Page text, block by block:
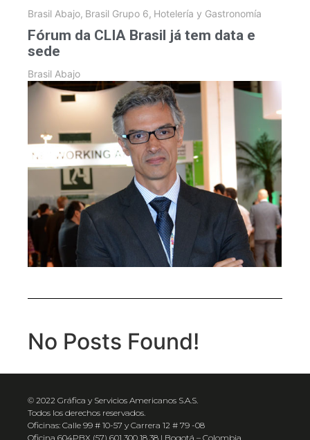
Brasil Abajo, Brasil Grupo 6, Hotelería y Gastronomía
Fórum da CLIA Brasil já tem data e
sede
Brasil Abajo
No Posts Found!
© 2022 Gráfica y Servicios Americanos S.A.S.
Todos los derechos reservados.
Oficinas: Calle 99 # 10-57 y Carrera 12 # 79 -08
Oficina 604PBX (57) 601 300 18 38 | Bogotá – Colombia